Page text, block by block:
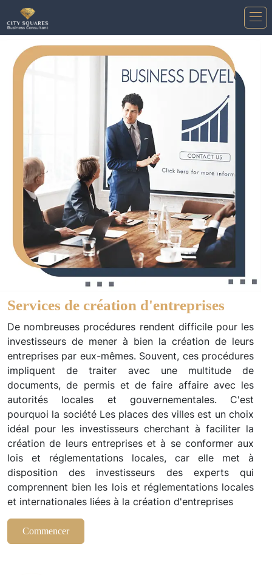
Services de création d'entreprises
De nombreuses procédures rendent difficile pour les
investisseurs de mener à bien la création de leurs
entreprises par eux-mêmes. Souvent, ces procédures
impliquent de traiter avec une multitude de
documents, de permis et de faire affaire avec les
autorités locales et gouvernementales. C'est
pourquoi la société Les places des villes est un choix
idéal pour les investisseurs cherchant à faciliter la
création de leurs entreprises et à se conformer aux
lois et réglementations locales, car elle met à
disposition des investisseurs des experts qui
comprennent bien les lois et réglementations locales
et internationales liées à la création d'entreprises
Commencer